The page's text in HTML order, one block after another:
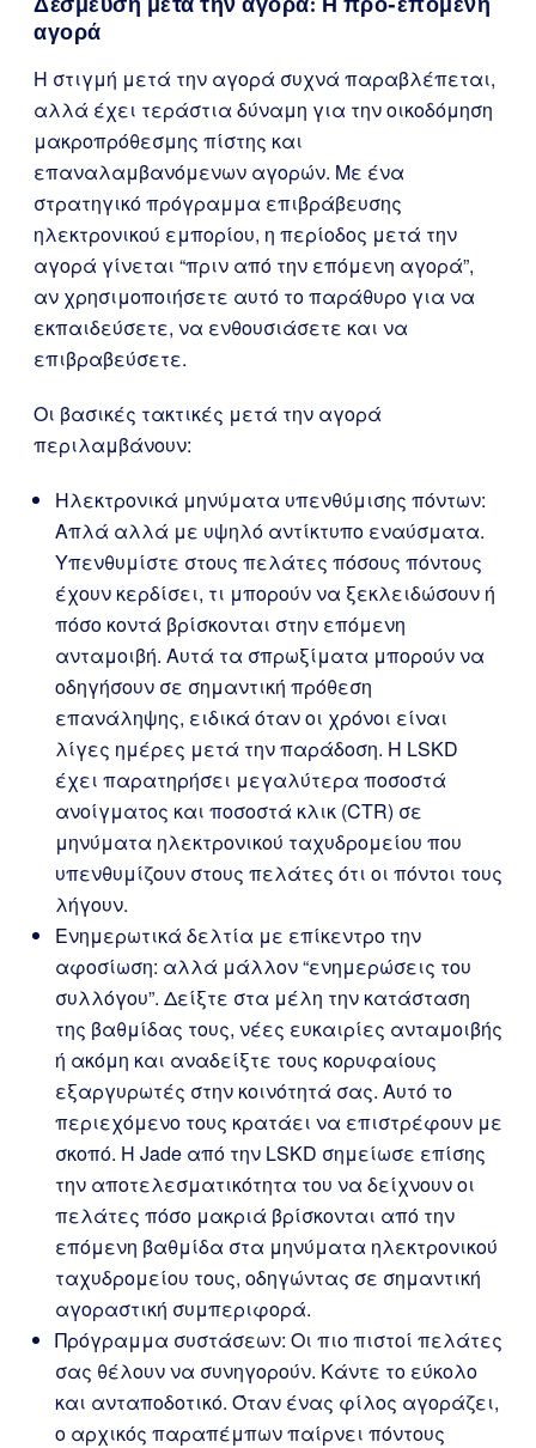
αγορά
Η στιγμή μετά την αγορά συχνά παραβλέπεται,
αλλά έχει τεράστια δύναμη για την οικοδόμηση
μακροπρόθεσμης πίστης και
επαναλαμβανόμενων αγορών. Με ένα
στρατηγικό πρόγραμμα επιβράβευσης
ηλεκτρονικού εμπορίου, η περίοδος μετά την
αγορά γίνεται “πριν από την επόμενη αγορά”,
αν χρησιμοποιήσετε αυτό το παράθυρο για να
εκπαιδεύσετε, να ενθουσιάσετε και να
επιβραβεύσετε.
Οι βασικές τακτικές μετά την αγορά
περιλαμβάνουν:
Ηλεκτρονικά μηνύματα υπενθύμισης πόντων:
Απλά αλλά με υψηλό αντίκτυπο εναύσματα.
Υπενθυμίστε στους πελάτες πόσους πόντους
έχουν κερδίσει, τι μπορούν να ξεκλειδώσουν ή
πόσο κοντά βρίσκονται στην επόμενη
ανταμοιβή. Αυτά τα σπρωξίματα μπορούν να
οδηγήσουν σε σημαντική πρόθεση
επανάληψης, ειδικά όταν οι χρόνοι είναι
λίγες ημέρες μετά την παράδοση. Η LSKD
έχει παρατηρήσει μεγαλύτερα ποσοστά
ανοίγματος και ποσοστά κλικ (CTR) σε
μηνύματα ηλεκτρονικού ταχυδρομείου που
υπενθυμίζουν στους πελάτες ότι οι πόντοι τους
λήγουν.
Ενημερωτικά δελτία με επίκεντρο την
αφοσίωση: αλλά μάλλον “ενημερώσεις του
συλλόγου”. Δείξτε στα μέλη την κατάσταση
της βαθμίδας τους, νέες ευκαιρίες ανταμοιβής
ή ακόμη και αναδείξτε τους κορυφαίους
εξαργυρωτές στην κοινότητά σας. Αυτό το
περιεχόμενο τους κρατάει να επιστρέφουν με
σκοπό. Η Jade από την LSKD σημείωσε επίσης
την αποτελεσματικότητα του να δείχνουν οι
πελάτες πόσο μακριά βρίσκονται από την
επόμενη βαθμίδα στα μηνύματα ηλεκτρονικού
ταχυδρομείου τους, οδηγώντας σε σημαντική
αγοραστική συμπεριφορά.
Πρόγραμμα συστάσεων: Οι πιο πιστοί πελάτες
σας θέλουν να συνηγορούν. Κάντε το εύκολο
και ανταποδοτικό. Όταν ένας φίλος αγοράζει,
ο αρχικός παραπέμπων παίρνει πόντους